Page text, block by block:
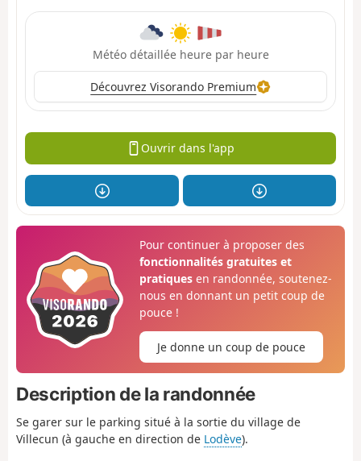
Météo détaillée heure par heure
Découvrez Visorando Premium
Ouvrir dans l'app
Pour continuer à proposer des
fonctionnalités gratuites et
pratiquesen randonnée, soutenez-
nous en donnant un petit coup de
pouce !
Je donne un coup de pouce
Description de la randonnée
Se garer sur le parking situé à la sortie du village de
Villecun (à gauche en direction de Lodève).